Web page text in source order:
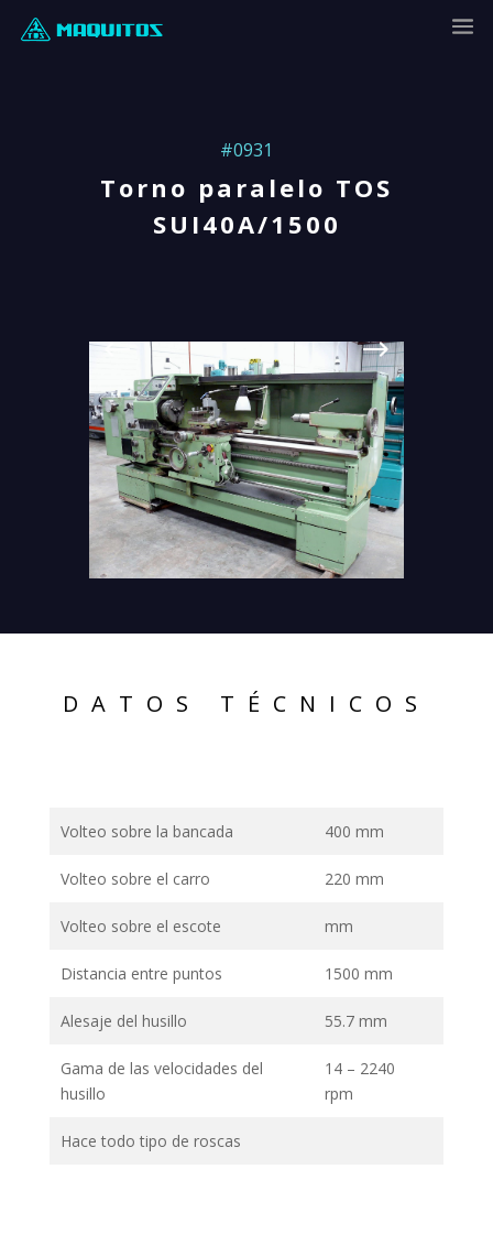
#0931
Torno paralelo TOS
SUI40A/1500
DATOS TÉCNICOS
Volteo sobre la bancada 400 mm
Volteo sobre el carro 220 mm
Volteo sobre el escote mm
Distancia entre puntos 1500 mm
Alesaje del husillo 55.7 mm
Gama de las velocidades del
husillo
14 – 2240
rpm
Hace todo tipo de roscas